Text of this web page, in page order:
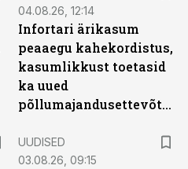
04.08.26, 12:14
Infortari ärikasum
peaaegu kahekordistus,
kasumlikkust toetasid
ka uued
põllumajandusettevõtted
UUDISED
03.08.26, 09:15